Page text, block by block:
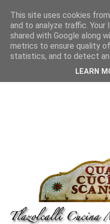
This site uses cookies
and to analyze traffic. Your
shared with Google along
metrics to ensure quality
statistics, and to detect
LEARN